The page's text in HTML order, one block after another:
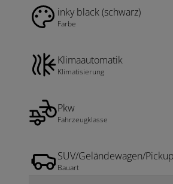
inky black (schwarz)
Farbe
Klimaautomatik
Klimatisierung
Pkw
Fahrzeugklasse
SUV/Geländewagen/Pickup
Bauart